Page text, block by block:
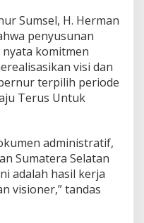
Sumsel, H. Herman
penyusunan
nyata komitmen
visi dan
terpilih periode
Terus Untuk
administratif,
Sumatera Selatan
adalah hasil kerja
visioner,” tandas